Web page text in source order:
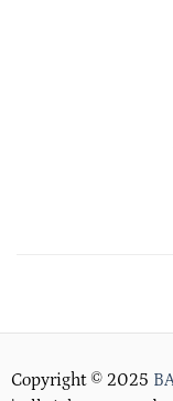
Copyright © 2025